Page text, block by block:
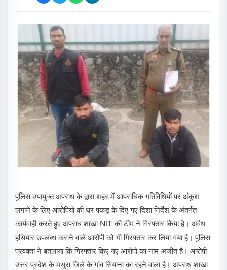
पुलिस उपायुक्त अपराध के द्वारा शहर में आपराधिक गतिविधियों पर अंकुश
लगाने के लिए आरोपियों की धर पकड़ के दिए गए दिशा निर्देश के अंतर्गत
कार्यवाही करते हुए अपराध शाखा NIT की टीम ने गिरफ्तार किया है। अवैध
हथियार उपलब्ध कराने वाले आरोपी को भी गिरफ्तार कर लिया गया है। पुलिस
प्रवक्ता ने बतलाया कि गिरफ्तार किए गए आरोपों का नाम अजीत है। आरोपी
उत्तर प्रदेश के मथुरा जिले के गांव सियाना का रहने वाला है। अपराध शाखा